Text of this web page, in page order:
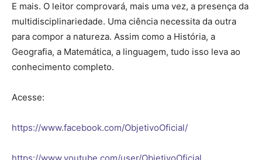
E mais. O leitor comprovará, mais uma vez, a presença da
multidisciplinariedade. Uma ciência necessita da outra
para compor a natureza. Assim como a História, a
Geografia, a Matemática, a linguagem, tudo isso leva ao
conhecimento completo.
Acesse:
https://www.facebook.com/ObjetivoOficial/